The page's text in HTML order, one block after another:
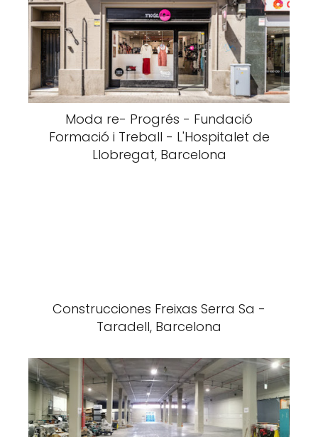
Moda re- Progrés - Fundació
Formació i Treball - L'Hospitalet de
Llobregat, Barcelona
Construcciones Freixas Serra Sa -
Taradell, Barcelona